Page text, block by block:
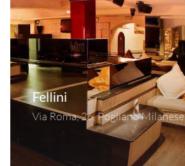
Fellini
Via Roma, 26, Pogliano Milanese